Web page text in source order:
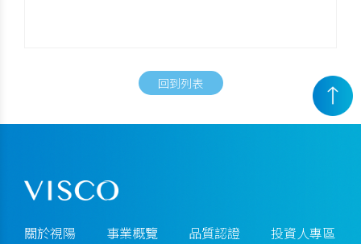
回到列表
關於視陽 事業概覽 品質認證 投資人專區